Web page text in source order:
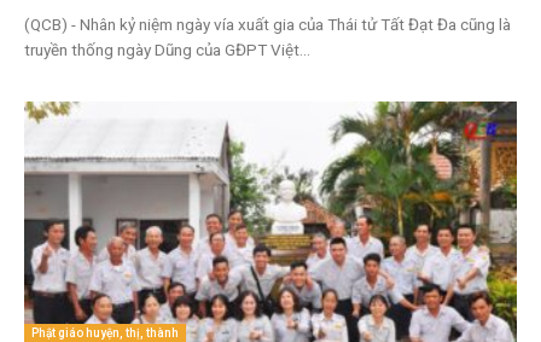
(QCB) - Nhân kỷ niệm ngày vía xuất gia của Thái tử Tất Đạt Đa cũng là
truyền thống ngày Dũng của GĐPT Việt...
Phật giáo huyện, thị, thành